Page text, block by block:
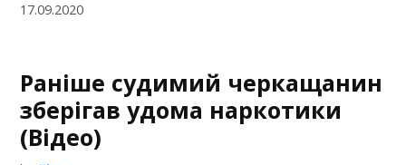
17.09.2020
Раніше судимий черкащанин
зберігав удома наркотики
(Відео)